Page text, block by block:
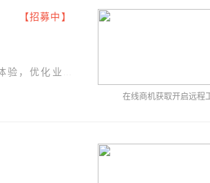
【招募中】
在线商机获取开启远程